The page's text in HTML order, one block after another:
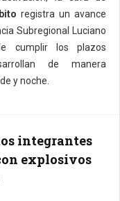
registra un avance
Subregional Luciano
cumplir los plazos
de manera
y noche.
integrantes
explosivos